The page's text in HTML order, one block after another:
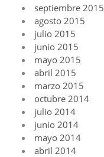
septiembre 2015
agosto 2015
julio 2015
junio 2015
mayo 2015
abril 2015
marzo 2015
octubre 2014
julio 2014
junio 2014
mayo 2014
abril 2014